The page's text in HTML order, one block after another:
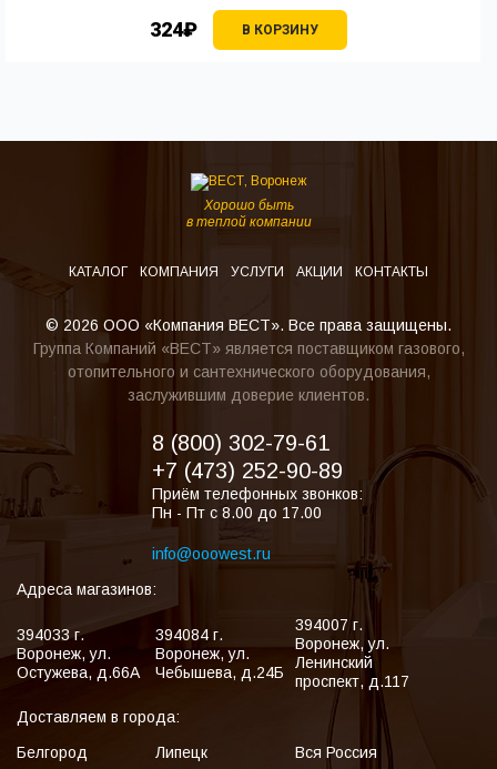
324₽ В КОРЗИНУ
Хорошо быть
в теплой компании
КАТАЛОГ КОМПАНИЯ УСЛУГИ АКЦИИ КОНТАКТЫ
© 2026 ООО «Компания ВЕСТ». Все права защищены.
Группа Компаний «ВЕСТ» является поставщиком газового,
отопительного и сантехнического оборудования,
заслужившим доверие клиентов.
8 (800) 302-79-61
+7 (473) 252-90-89
Приём телефонных звонков:
Пн - Пт с 8.00 до 17.00
info@ooowest.ru
Адреса магазинов:
394033 г.
Воронеж,ул.
Остужева, д.66А
394084 г.
Воронеж,ул.
Чебышева, д.24Б
394007 г.
Воронеж,ул.
Ленинский
проспект, д.117
Доставляем в города:
Белгород
Липецк Вся Россия